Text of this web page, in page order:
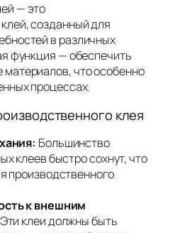
— это
созданный для
в различных
функция — обеспечить
что особенно
процессах.
клея
Большинство
клеев быстро сохнут, что
производственного
к внешним
Эти клеи должны быть